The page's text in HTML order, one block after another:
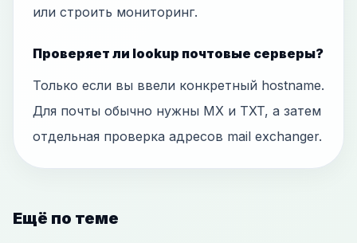
или строить мониторинг.
Проверяет ли lookup почтовые серверы?
Только если вы ввели конкретный hostname.
Для почты обычно нужны MX и TXT, а затем
отдельная проверка адресов mail exchanger.
Ещё по теме